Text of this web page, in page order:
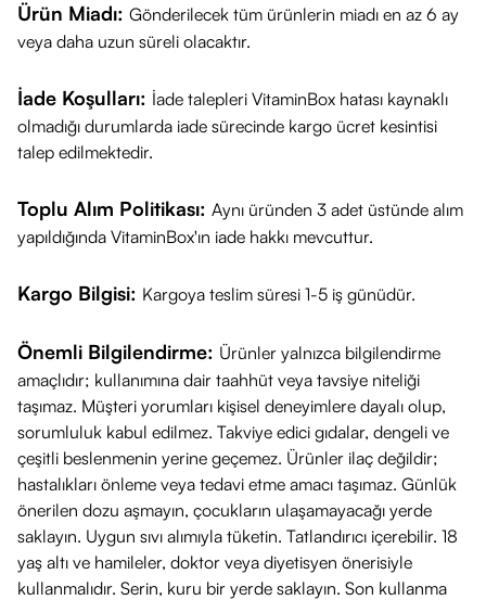
Ürün Miadı: Gönderilecek tüm ürünlerin miadı en az 6 ay
veya daha uzun süreli olacaktır.
İade Koşulları: İade talepleri VitaminBox hatası kaynaklı
olmadığı durumlarda iade sürecinde kargo ücret kesintisi
talep edilmektedir.
Toplu Alım Politikası: Aynı üründen 3 adet üstünde alım
yapıldığında VitaminBox'ın iade hakkı mevcuttur.
Kargo Bilgisi: Kargoya teslim süresi 1-5 iş günüdür.
Önemli Bilgilendirme: Ürünler yalnızca bilgilendirme
amaçlıdır; kullanımına dair taahhüt veya tavsiye niteliği
taşımaz. Müşteri yorumları kişisel deneyimlere dayalı olup,
sorumluluk kabul edilmez. Takviye edici gıdalar, dengeli ve
çeşitli beslenmenin yerine geçemez. Ürünler ilaç değildir;
hastalıkları önleme veya tedavi etme amacı taşımaz. Günlük
önerilen dozu aşmayın, çocukların ulaşamayacağı yerde
saklayın. Uygun sıvı alımıyla tüketin. Tatlandırıcı içerebilir. 18
yaş altı ve hamileler, doktor veya diyetisyen önerisiyle
kullanmalıdır. Serin, kuru bir yerde saklayın. Son kullanma